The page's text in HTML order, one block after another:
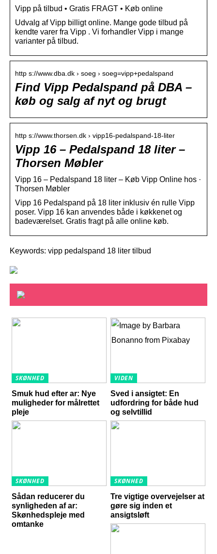
Vipp på tilbud • Gratis FRAGT • Køb online
Udvalg af Vipp billigt online. Mange gode tilbud på
kendte varer fra Vipp . Vi forhandler Vipp i mange
varianter på tilbud.
http s://www.dba.dk › soeg › soeg=vipp+pedalspand
Find Vipp Pedalspand på DBA –
køb og salg af nyt og brugt
http s://www.thorsen.dk › vipp16-pedalspand-18-liter
Vipp 16 – Pedalspand 18 liter –
Thorsen Møbler
Vipp 16 – Pedalspand 18 liter – Køb Vipp Online hos ·
Thorsen Møbler
Vipp 16 Pedalspand på 18 liter inklusiv én rulle Vipp
poser. Vipp 16 kan anvendes både i køkkenet og
badeværelset. Gratis fragt på alle online køb.
Keywords: vipp pedalspand 18 liter tilbud
SKØNHED
Smuk hud efter ar: Nye
muligheder for målrettet
pleje
VIDEN
Sved i ansigtet: En
udfordring for både hud
og selvtillid
SKØNHED
Sådan reducerer du
synligheden af ar:
Skønhedspleje med
omtanke
SKØNHED
Tre vigtige overvejelser at
gøre sig inden et
ansigtsløft